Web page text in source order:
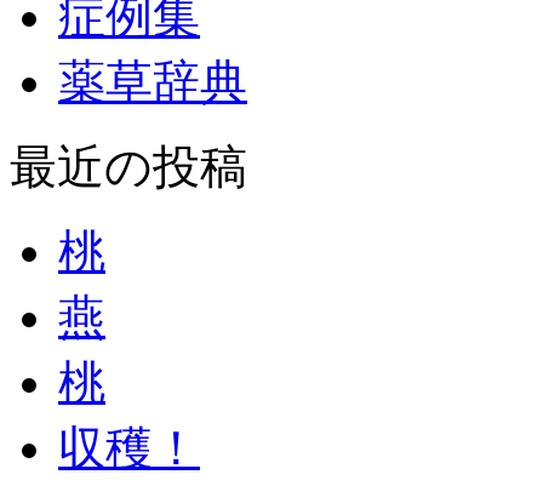
症例集
薬草辞典
最近の投稿
桃
燕
桃
収穫！